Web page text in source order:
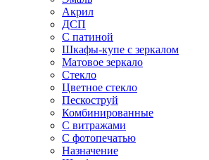
Акрил
ДСП
С патиной
Шкафы-купе с зеркалом
Матовое зеркало
Стекло
Цветное стекло
Пескоструй
Комбинированные
С витражами
С фотопечатью
Назначение